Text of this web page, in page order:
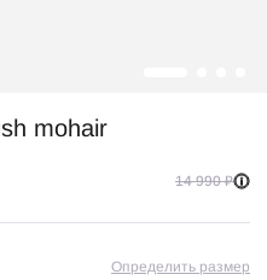
mohair
14 990 ₽
Определить размер